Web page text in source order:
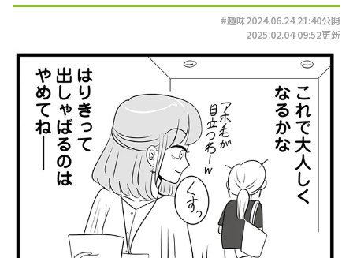
#趣味2024.06.24 21:40公開
2025.02.04 09:52更新